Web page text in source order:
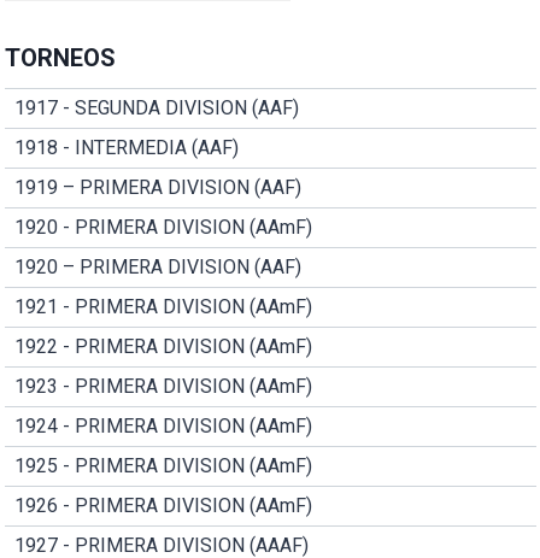
TORNEOS
1917 - SEGUNDA DIVISION (AAF)
1918 - INTERMEDIA (AAF)
1919 – PRIMERA DIVISION (AAF)
1920 - PRIMERA DIVISION (AAmF)
1920 – PRIMERA DIVISION (AAF)
1921 - PRIMERA DIVISION (AAmF)
1922 - PRIMERA DIVISION (AAmF)
1923 - PRIMERA DIVISION (AAmF)
1924 - PRIMERA DIVISION (AAmF)
1925 - PRIMERA DIVISION (AAmF)
1926 - PRIMERA DIVISION (AAmF)
1927 - PRIMERA DIVISION (AAAF)